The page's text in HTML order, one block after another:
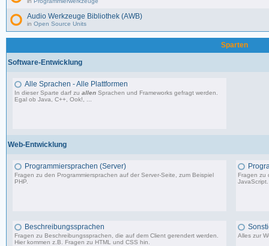
Audio Werkzeuge Bibliothek (AWB)
in Open Source Units
Sparten
Software-Entwicklung
Alle Sprachen - Alle Plattformen
In dieser Sparte darf zuallen Sprachen und Frameworks gefragt werden.
Egal ob Java, C++, Ook!, ...
Web-Entwicklung
Programmiersprachen (Server)
Fragen zu den Programmiersprachen auf der Server-Seite, zum Beispiel
PHP.
Fragen zu
JavaScript.
Beschreibungssprachen
Fragen zu Beschreibungssprachen, die auf dem Client gerendert werden.
Hier kommen z.B. Fragen zu HTML und CSS hin.
Alles zur